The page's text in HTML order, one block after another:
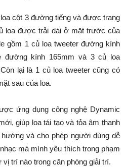
cột 3 đường tiếng và được trang
loa được trải dài ở mặt trước của
gồm 1 củ loa tweeter đường kính
đường kính 165mm và 3 củ loa
lại là 1 củ loa tweeter cũng có
sau của loa.
ứng dụng công nghệ Dynamic
giúp loa tái tạo và tỏa âm thanh
và cho phép người dùng dễ
mà mình yêu thích trong phạm
trí nào trong căn phòng giải trí.